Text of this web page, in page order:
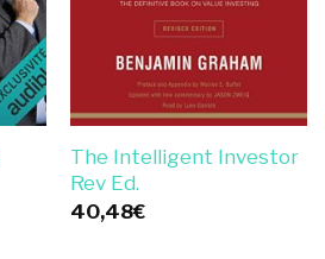
The Intelligent Investor
Rev Ed.
40,48€